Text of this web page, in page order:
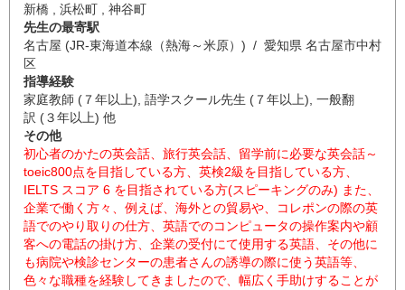
新橋 , 浜松町 , 神谷町
先生の最寄駅
名古屋 (JR-東海道本線（熱海～米原）) / 愛知県 名古屋市中村
区
指導経験
家庭教師 (７年以上), 語学スクール先生 (７年以上), 一般翻
訳 (３年以上) 他
その他
初心者のかたの英会話、旅行英会話、留学前に必要な英会話～
toeic800点を目指している方、英検2級を目指している方、
IELTS スコア 6 を目指されている方(スピーキングのみ) また、
企業で働く方々、例えば、海外との貿易や、コレポンの際の英
語でのやり取りの仕方、英語でのコンピュータの操作案内や顧
客への電話の掛け方、企業の受付にて使用する英語、その他に
も病院や検診センターの患者さんの誘導の際に使う英語等、
色々な職種を経験してきましたので、幅広く手助けすることが